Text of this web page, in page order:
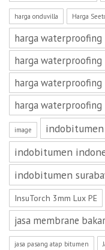
harga onduvilla Harga
harga waterproofing
harga waterproofing
harga
harga waterproofing
image indobitumen
indobitumen
indobitumen
InsuTorch 3mm Lux PE
jasa membrane bakar
jasa pasang atap bitumen